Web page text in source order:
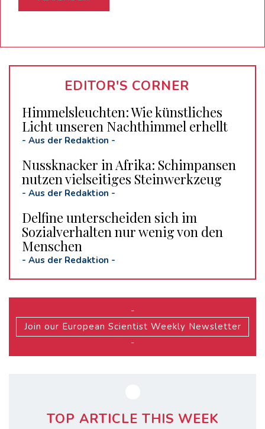
EDITOR'S CORNER
Himmelsleuchten: Wie künstliches
Licht unseren Nachthimmel erhellt
- Aus der Redaktion -
Nussknacker in Afrika: Schimpansen
nutzen vielseitiges Steinwerkzeug
- Aus der Redaktion -
Delfine unterscheiden sich im
Sozialverhalten nur wenig von den
Menschen
- Aus der Redaktion -
-
Join our European Scientist Weekly Newsletter
-
TOP ARTICLE THIS WEEK